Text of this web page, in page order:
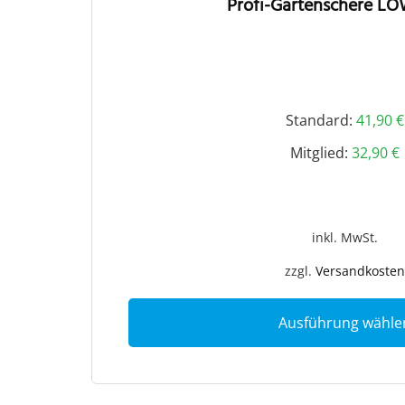
Standard: 41,90€
Mitglied: 32,90€
inkl. MwSt.
zzgl. Versandkosten
Ausführung